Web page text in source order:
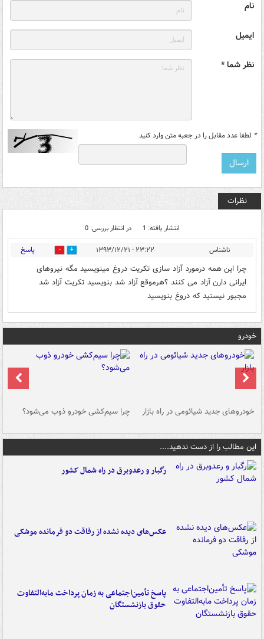
نام
ایمیل
نظر شما *
* لطفا عدد مقابل را در جعبه متن وارد کنید
نظرات
انتشار یافته: 1 در انتظار بررسی: 0
ناشناس ۲۳:۲۲ - ۱۳۹۳/۱۲/۲۱ 0 پاسخ
چرا این همه درمورد آزاد سازی تکریت دروغ مینویسید مگه نیروهای
ایرانی دارن آزاد می کنند ؟هرموقع آزاد شد بنویسید تکریت آزاد شد
مجبور نیستید که دروغ بنویسید
خودرو
خودروهای جدید شیائومی در راه بازار چرا سیم‌کشی خودرو ذوب می‌شود؟
این مطالب را از دست ندهید....
رگبار و رعدوبرق در راه شمال کشور
عکس‌های دیده نشده از رفاقت دو فرمانده‌ موشکی
پاسخ تأمین‌اجتماعی به زمان پرداخت مابه‌التفاوت
حقوق بازنشستگان